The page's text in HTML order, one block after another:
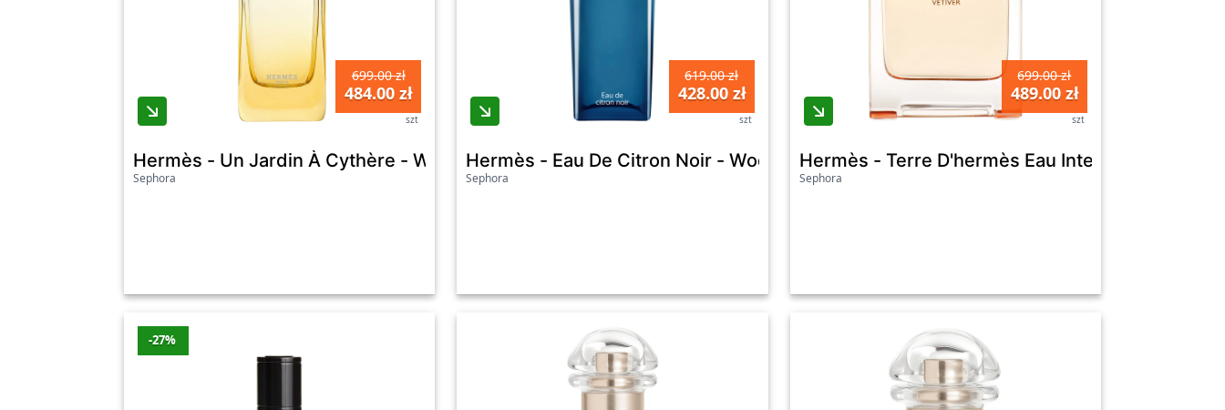
699.00 zł
484.00 zł
szt
Hermès - Un Jardin À Cythère - Woda Toaletowa - Un Jardin Cythère Edt 100ml - Dla Kobiet
Sephora
619.00 zł
428.00 zł
szt
Hermès - Eau De Citron Noir - Woda Kolońska - Atomizer 100 ml - Dla Kobiet
Sephora
699.00 zł
489.00 zł
szt
Hermès - Terre D'hermès Eau Intense Vétiver -
Sephora
-27%